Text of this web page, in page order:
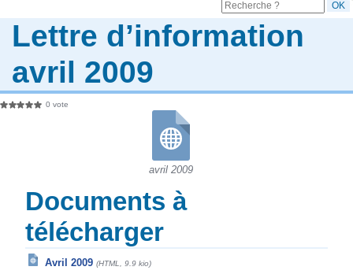
Lettre d’information
avril 2009
0 vote
avril 2009
Documents à
télécharger
Avril 2009 (HTML, 9.9 kio)